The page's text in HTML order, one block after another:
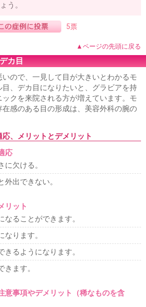
う。
5票
▲ページの先頭に戻る
カ目
いので、一見して目が大きいとわかるモ
、デカ目になりたいと、グラビアを持
クを来院される方が増えています。モ
感のある目の形成は、美容外科の腕の
、メリットとデメリット
応
に欠ける。
出できない。
リット
ることができます。
ります。
るようになります。
ます。
意事項やデメリット（稀なものを含